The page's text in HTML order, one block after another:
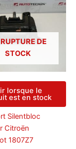
DE
STOCK
lorsque le
est en stock
Silentbloc
Citroën
1807Z7